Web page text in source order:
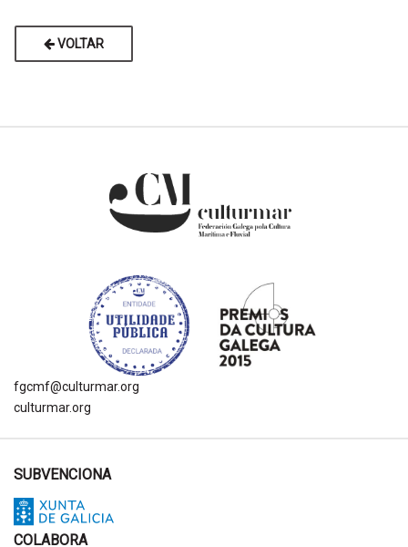
VOLTAR
fgcmf@culturmar.org
culturmar.org
SUBVENCIONA
COLABORA